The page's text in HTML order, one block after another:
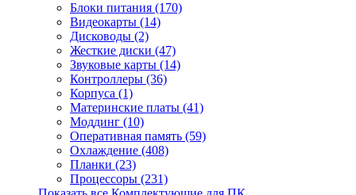
Блоки питания (170)
Видеокарты (14)
Дисководы (2)
Жесткие диски (47)
Звуковые карты (14)
Контроллеры (36)
Корпуса (1)
Материнские платы (41)
Моддинг (10)
Оперативная память (59)
Охлаждение (408)
Планки (23)
Процессоры (231)